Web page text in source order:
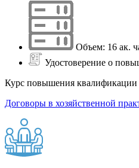
Объем: 16 ак.
Удостоверение о
Курс повышения квалификации
Договоры в хозяйственной